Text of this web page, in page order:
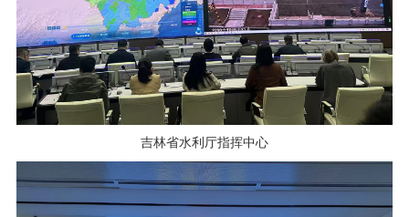
吉林省水利厅指挥中心